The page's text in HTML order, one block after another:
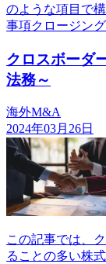
のような項目で
事項クロージン
クロスボーダ
法務～
海外M&A
2024年03月26日
この記事では、
ることの多い株